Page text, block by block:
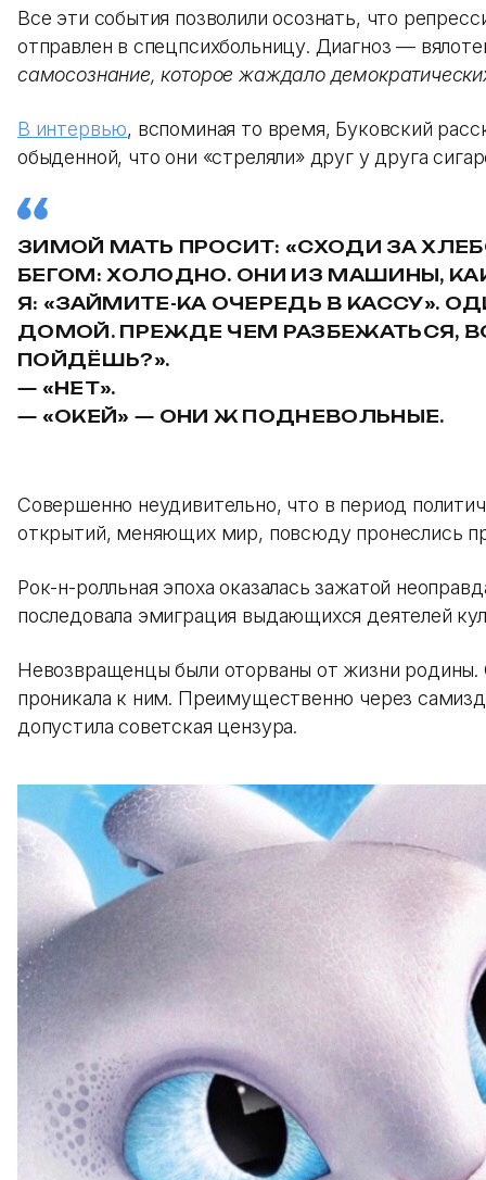
Все эти события позволили осознать, что
отправлен в спецпсихбольницу. Диагноз —
самосознание, которое жаждало
В интервью, вспоминая то время, Буковский
обыденной, что они «стреляли» друг у друга
ЗИМОЙ МАТЬ ПРОСИТ: «СХОДИ ЗА
БЕГОМ: ХОЛОДНО. ОНИ ИЗ МАШИНЫ,
Я: «ЗАЙМИТЕ-КА ОЧЕРЕДЬ В КАССУ».
ДОМОЙ. ПРЕЖДЕ ЧЕМ РАЗБЕЖАТЬСЯ,
ПОЙДЁШЬ?».
— «НЕТ».
— «ОКЕЙ» — ОНИ Ж ПОДНЕВОЛЬНЫЕ.
Совершенно неудивительно, что в период
открытий, меняющих мир, повсюду пронеслись
Рок-н-ролльная эпоха оказалась зажатой
последовала эмиграция выдающихся деятелей
Невозвращенцы были оторваны от жизни родины.
проникала к ним. Преимущественно через
допустила советская цензура.